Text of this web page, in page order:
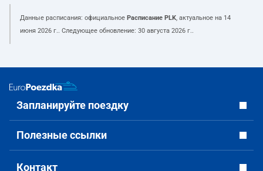
Данные расписания: официальное Расписание PLK, актуальное на 14
июня 2026 г.. Следующее обновление: 30 августа 2026 г..
Запланируйте поездку
Полезные ссылки
Контакт